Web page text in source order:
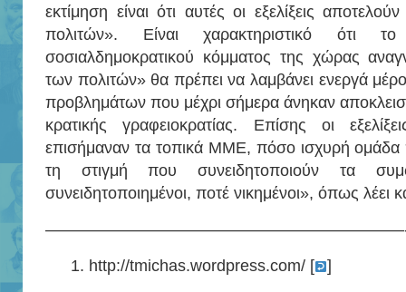
εκτίμηση είναι ότι αυτές οι εξελίξεις
πολιτών». Είναι χαρακτηριστικό ότι
σοσιαλδημοκρατικού κόμματος της χώρας
των πολιτών» θα πρέπει να λαμβάνει ενεργά
προβλημάτων που μέχρι σήμερα άνηκαν
κρατικής γραφειοκρατίας. Επίσης οι
επισήμαναν τα τοπικά ΜΜΕ, πόσο ισχυρή ομάδα
τη στιγμή που συνειδητοποιούν τα
συνειδητοποιημένοι, ποτέ νικημένοι», όπως λέει
http://tmichas.wordpress.com/ [
]